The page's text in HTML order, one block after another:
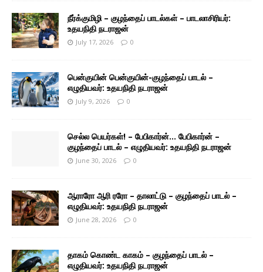
நீர்க்குமிழி – குழந்தைப் பாடல்கள் – பாடலாசிரியர்:
உதயநிதி நடராஜன்
July 17, 2026 0
பென்குயின் பென்குயின்-குழந்தைப் பாடல் –
எழுதியவர்: உதயநிதி நடராஜன்
July 9, 2026 0
செல்ல பெயர்கள்! – பேபிகார்ன்… பேபிகார்ன் –
குழந்தைப் பாடல் – எழுதியவர்: உதயநிதி நடராஜன்
June 30, 2026 0
ஆராரோ ஆரி ரரோ – தாலாட்டு – குழந்தைப் பாடல் –
எழுதியவர்: உதயநிதி நடராஜன்
June 28, 2026 0
தாகம் கொண்ட காகம் – குழந்தைப் பாடல் –
எழுதியவர்: உதயநிதி நடராஜன்